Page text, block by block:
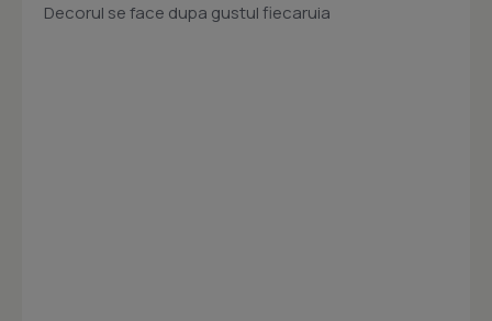
Decorul se face dupa gustul fiecaruia